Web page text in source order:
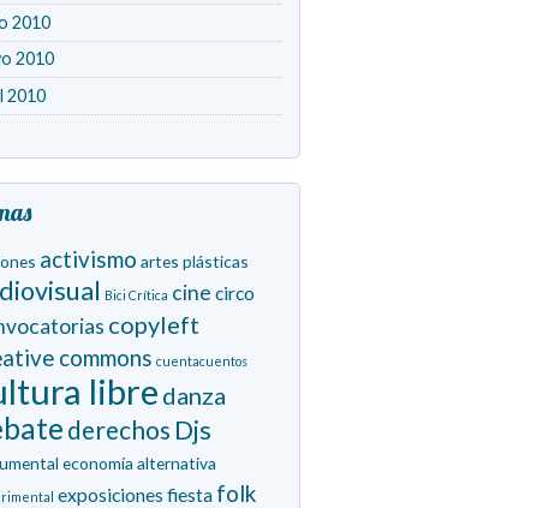
2010
2010
2010
activismo artes plásticas
Bici Crítica cine circo
copyleft
commons cuentacuentos
libre danza
derechos Djs
economía alternativa
exposiciones fiesta folk